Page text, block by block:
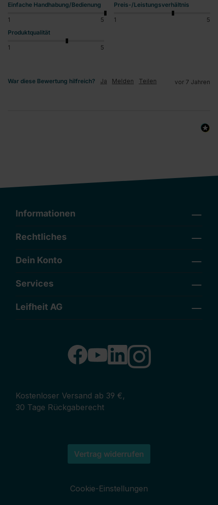
Einfache Handhabung/Bedienung
1 5
Preis-/Leistungsverhältnis
1
5
Produktqualität
1 5
War diese Bewertung hilfreich? Ja Melden Teilen vor 7 Jahren
Informationen
Rechtliches
Dein Konto
Services
Leifheit AG
Kostenloser Versand ab 39 €,
30 Tage Rückgaberecht
Vertrag widerrufen
Cookie-Einstellungen